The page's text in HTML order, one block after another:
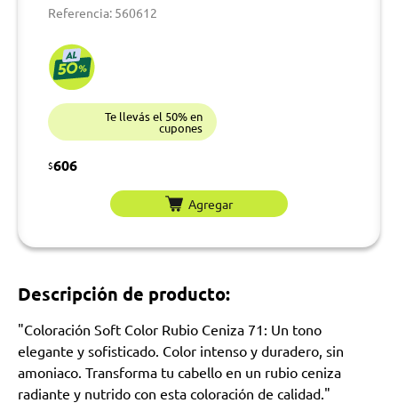
Referencia: 560612
Te llevás el 50% en
cupones
$606
Agregar
Descripción de producto:
"Coloración Soft Color Rubio Ceniza 71: Un tono
elegante y sofisticado. Color intenso y duradero, sin
amoniaco. Transforma tu cabello en un rubio ceniza
radiante y nutrido con esta coloración de calidad."